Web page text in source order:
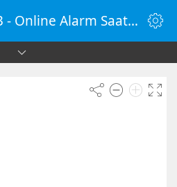
Alarm kur 04:03 - Online Alarm Saati - Alarm Kur